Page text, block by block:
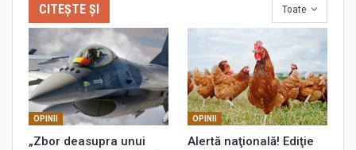
Toate
CITEȘTE ȘI
OPINII
„Zbor deasupra unui
OPINII
Alertă naţională! Ediţie